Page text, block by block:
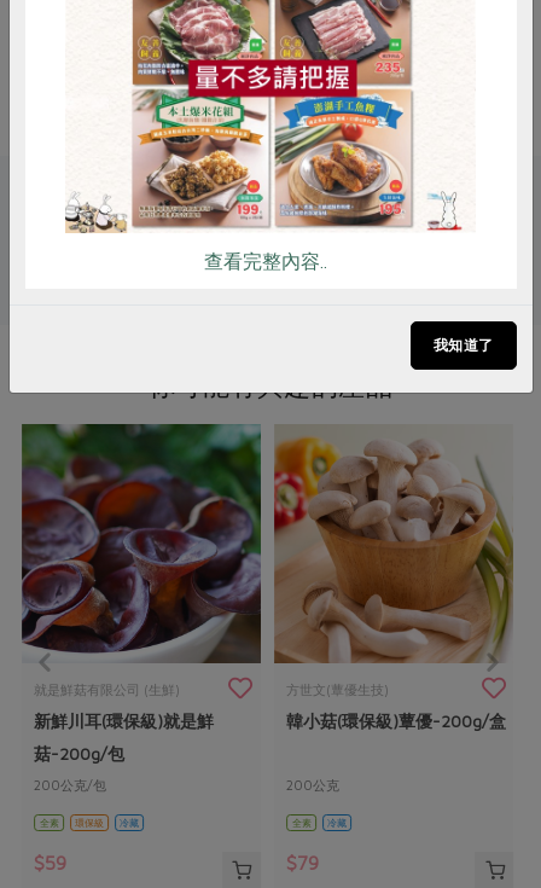
湯
調理方式 炒食煮湯皆宜
關鍵字
# 秀珍菇
你可能有興趣的產品
就是鮮菇有限公司 (生鮮)
新鮮川耳(環保級)就是鮮
菇-200g/包
200公克/包
全素 環保級 冷藏
$59
方世文(蕈優生技)
韓小菇(環保級)蕈優-200g/盒
200公克
全素 冷藏
$79
RPET 食譜 減硝酸鹽
雞蛋 食安 共同購買
查看完整內容..
我知道了